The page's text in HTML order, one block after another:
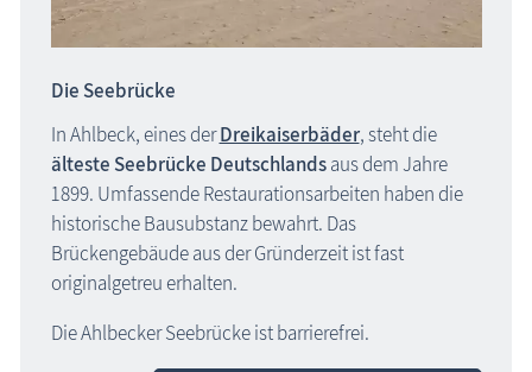
Wissenswertes
Veranstaltungen
Blog
Die Seebrücke
In Ahlbeck, eines derDreikaiserbäder, steht die
älteste Seebrücke Deutschlandsaus dem Jahre
1899. Umfassende Restaurationsarbeiten haben die
historische Bausubstanz bewahrt. Das
Brückengebäude aus der Gründerzeit ist fast
originalgetreu erhalten.
Die Ahlbecker Seebrücke ist barrierefrei.